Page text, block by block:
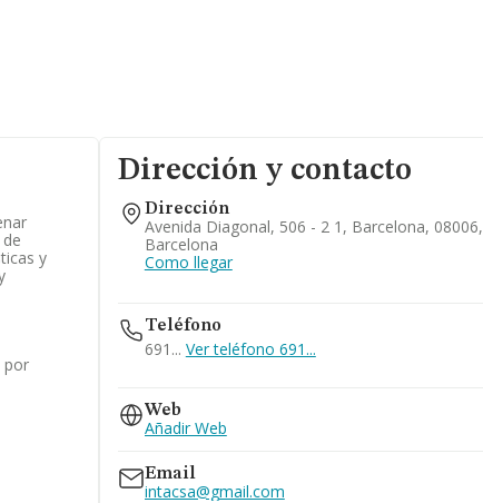
y
por
Dirección y contacto
Dirección
Avenida Diagonal, 506 - 2 1, Barcelona, 08006,
Barcelona
Como llegar
Teléfono
691... Ver teléfono 691...
934160049
Web
Añadir Web
Email
intacsa@gmail.com